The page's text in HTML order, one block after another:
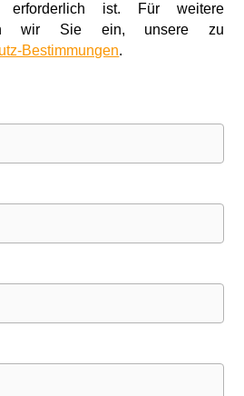
erforderlich ist. Für weitere
wir Sie ein, unsere zu
Bestimmungen.